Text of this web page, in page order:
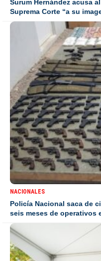
Surum Hernández acusa
Suprema Corte “a su
NACIONALES
Policía Nacional saca de
seis meses de operativos